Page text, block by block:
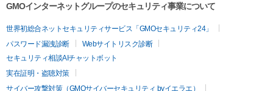
GMOインターネットグループのセキュリティ事業について
世界初総合ネットセキュリティサービス「GMOセキュリティ24」
パスワード漏洩診断
Webサイトリスク診断
セキュリティ相談AIチャットボット
実在証明・盗聴対策
サイバー攻撃対策（GMOサイバーセキュリティ byイエラエ）